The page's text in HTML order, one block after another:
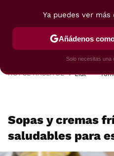
POSTRES VIAJES
HOY SE HABLA DE Lidl
Sopas y cremas
saludables para
Ya puedes ver más
Añádenos
Solo necesitas una